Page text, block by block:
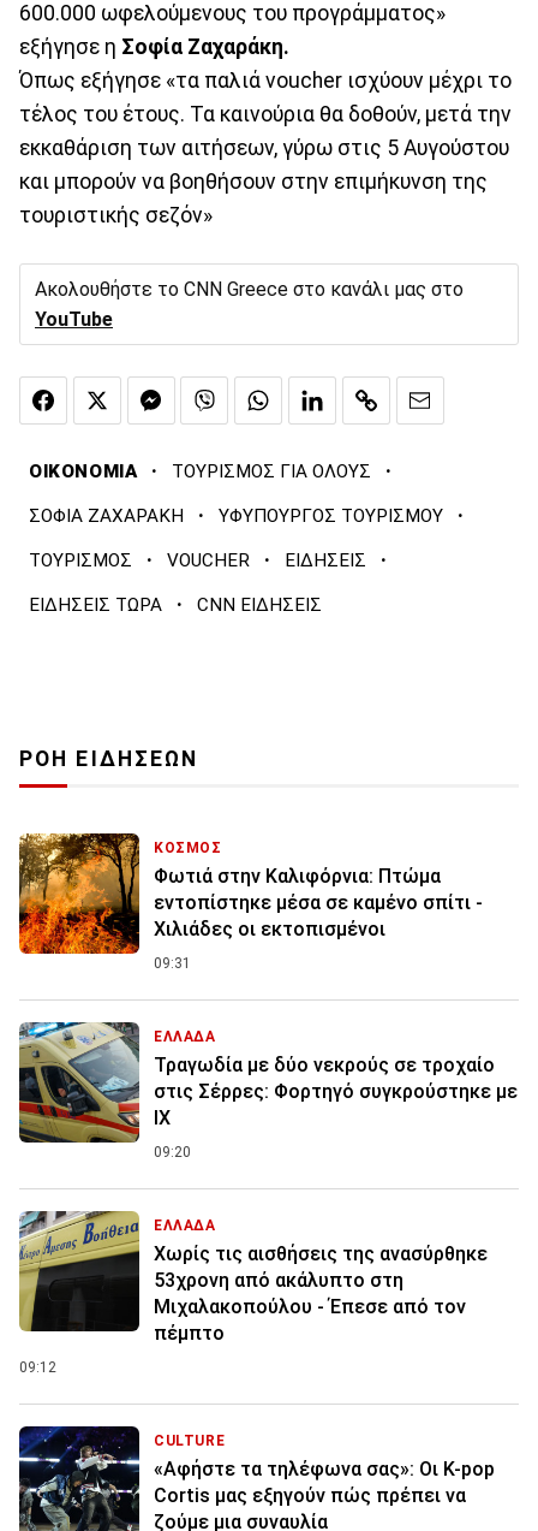
600.000 ωφελούμενους του προγράμματος»
εξήγησε η Σοφία Ζαχαράκη.
Όπως εξήγησε «τα παλιά voucher ισχύουν μέχρι το
τέλος του έτους. Τα καινούρια θα δοθούν, μετά την
εκκαθάριση των αιτήσεων, γύρω στις 5 Αυγούστου
και μπορούν να βοηθήσουν στην επιμήκυνση της
τουριστικής σεζόν»
Ακολουθήστε το CNN Greece στο κανάλι μας στο
YouTube
ΟΙΚΟΝΟΜΙΑ · ΤΟΥΡΙΣΜΟΣ ΓΙΑ ΟΛΟΥΣ ·
ΣΟΦΙΑ ΖΑΧΑΡΑΚΗ · ΥΦΥΠΟΥΡΓΟΣ ΤΟΥΡΙΣΜΟΥ ·
ΤΟΥΡΙΣΜΟΣ · VOUCHER · ΕΙΔΗΣΕΙΣ ·
ΕΙΔΗΣΕΙΣ ΤΩΡΑ · CNN ΕΙΔΗΣΕΙΣ
ΡΟΗ ΕΙΔΗΣΕΩΝ
ΚΟΣΜΟΣ
Φωτιά στην Καλιφόρνια: Πτώμα
εντοπίστηκε μέσα σε καμένο σπίτι -
Χιλιάδες οι εκτοπισμένοι
09:31
ΕΛΛΑΔΑ
Τραγωδία με δύο νεκρούς σε τροχαίο
στις Σέρρες: Φορτηγό συγκρούστηκε με
ΙΧ
09:20
ΕΛΛΑΔΑ
Χωρίς τις αισθήσεις της ανασύρθηκε
53χρονη από ακάλυπτο στη
Μιχαλακοπούλου - Έπεσε από τον
πέμπτο
09:12
CULTURE
«Αφήστε τα τηλέφωνα σας»: Οι K-pop
Cortis μας εξηγούν πώς πρέπει να
ζούμε μια συναυλία